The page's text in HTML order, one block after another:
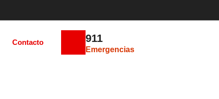
Contacto 911
Emergencias